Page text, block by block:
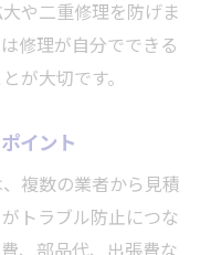
や二重修理を防げま
修理が自分でできる
が大切です。
イント
複数の業者から見積
トラブル防止につな
、部品代、出張費な